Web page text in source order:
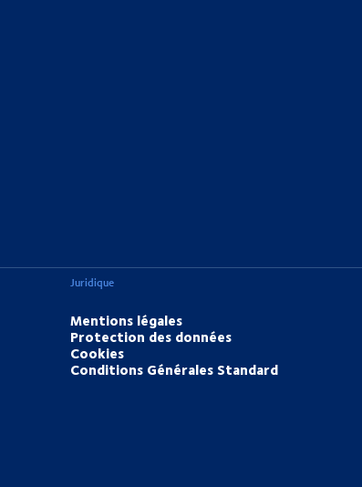
Juridique
Mentions légales
Protection des données
Cookies
Conditions Générales Standard